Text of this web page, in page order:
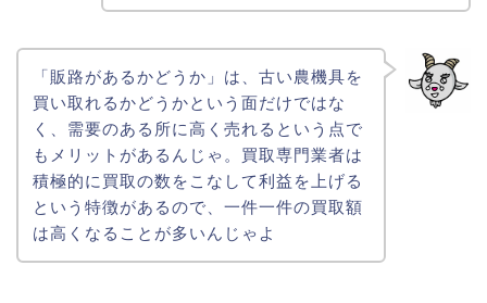
「販路があるかどうか」は、古い農機具を
買い取れるかどうかという面だけではな
く、需要のある所に高く売れるという点で
もメリットがあるんじゃ。買取専門業者は
積極的に買取の数をこなして利益を上げる
という特徴があるので、一件一件の買取額
は高くなることが多いんじゃよ